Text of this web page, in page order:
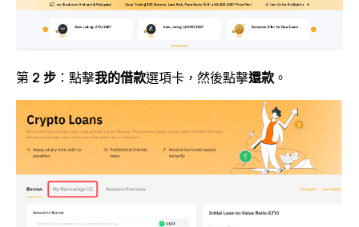
第 2 步 ：點擊我的借款選項卡，然後點擊還款 。